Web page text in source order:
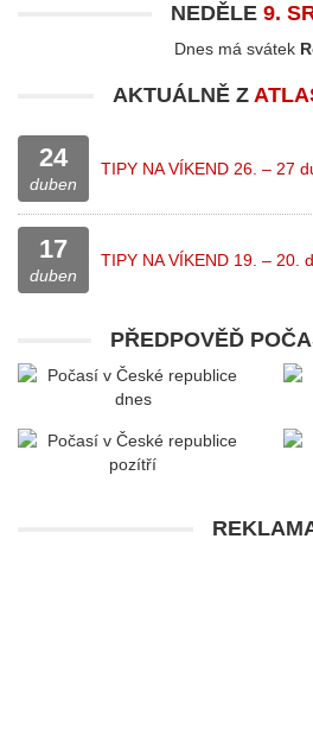
NEDĚLE 9.
Dnes má svátek
AKTUÁLNĚ Z
24
duben
TIPY NA VÍKEND 26. – 27
17
duben
TIPY NA VÍKEND 19. – 20.
PŘEDPOVĚĎ